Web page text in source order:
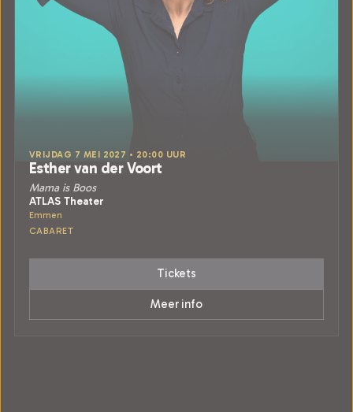
VRIJDAG 7 MEI 2027 • 20:00 UUR
Esther van der Voort
Mama is Boos
ATLAS Theater
Emmen
CABARET
Tickets
Meer info